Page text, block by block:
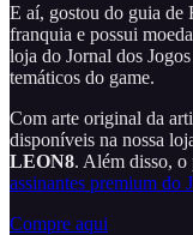
E aí, gostou do guia de
franquia e possui
loja do Jornal dos
temáticos do game.
Com arte original da
disponíveis na nossa
LEON8. Além disso, o
assinantes premium do
Compre aqui